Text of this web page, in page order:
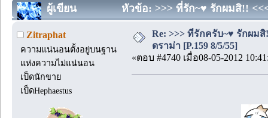
ผู้เขียน หัวข้อ: >>> ที่รัก~♥ รักผมสิ!!
Zitraphat
ความแน่นอนตั้งอยู่บนฐาน
แห่งความไม่แน่นอน
เป็ดนักขาย
เป็ดHephaestus
Re: >>> ที่รักครับ~♥ รักผม
ดราม่า [P.159 8/5/55]
«ตอบ #4740 เมื่อ08-05-2012